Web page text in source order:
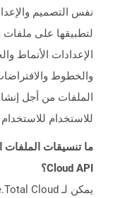
نفس التصميم
لتطبيقها على
الإعدادات الأنماط
والخطوط
الملفات من أجل
للاستخدام
Cloud API؟